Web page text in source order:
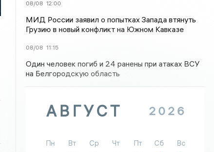
08/08 12:00
МИД России заявил о попытках Запада втянуть
Грузию в новый конфликт на Южном Кавказе
08/08 11:15
Один человек погиб и 24 ранены при атаках ВСУ
на Белгородскую область
АВГУСТ 2026
Пн Вт Ср Чт Пт Сб
Вс